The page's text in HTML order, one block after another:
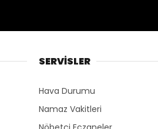
SERVİSLER
Hava Durumu
Namaz Vakitleri